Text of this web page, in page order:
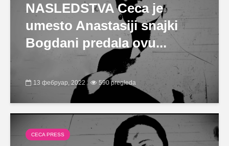
NASLEDSTVA Ceca je
umesto Anastasiji snajki
Bogdani predala ovu...
13 фебруар, 2022 590 pregleda
CECA PRESS